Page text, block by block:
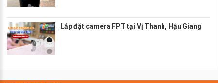
Lắp đặt camera FPT tại Vị Thanh, Hậu Giang